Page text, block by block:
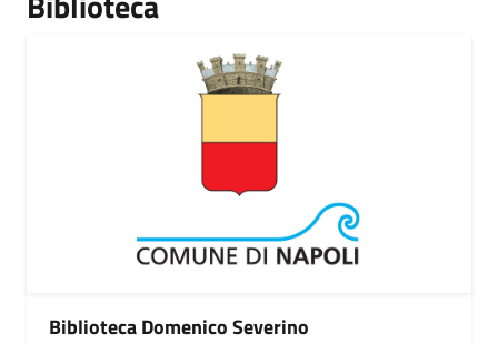
Biblioteca Domenico Severino